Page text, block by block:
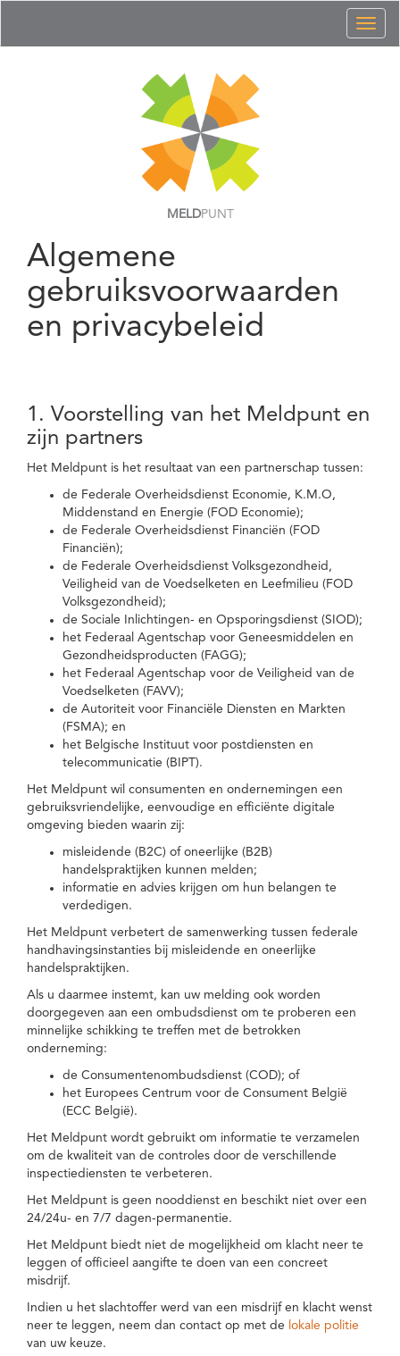
MELDPUNT
Algemene
gebruiksvoorwaarden
en privacybeleid
1. Voorstelling van het Meldpunt en
zijn partners
Het Meldpunt is het resultaat van een partnerschap tussen:
de Federale Overheidsdienst Economie, K.M.O,
Middenstand en Energie (FOD Economie);
de Federale Overheidsdienst Financiën (FOD
Financiën);
de Federale Overheidsdienst Volksgezondheid,
Veiligheid van de Voedselketen en Leefmilieu (FOD
Volksgezondheid);
de Sociale Inlichtingen- en Opsporingsdienst (SIOD);
het Federaal Agentschap voor Geneesmiddelen en
Gezondheidsproducten (FAGG);
het Federaal Agentschap voor de Veiligheid van de
Voedselketen (FAVV);
de Autoriteit voor Financiële Diensten en Markten
(FSMA); en
het Belgische Instituut voor postdiensten en
telecommunicatie (BIPT).
Het Meldpunt wil consumenten en ondernemingen een
gebruiksvriendelijke, eenvoudige en efficiënte digitale
omgeving bieden waarin zij:
misleidende (B2C) of oneerlijke (B2B)
handelspraktijken kunnen melden;
informatie en advies krijgen om hun belangen te
verdedigen.
Het Meldpunt verbetert de samenwerking tussen federale
handhavingsinstanties bij misleidende en oneerlijke
handelspraktijken.
Als u daarmee instemt, kan uw melding ook worden
doorgegeven aan een ombudsdienst om te proberen een
minnelijke schikking te treffen met de betrokken
onderneming:
de Consumentenombudsdienst (COD); of
het Europees Centrum voor de Consument België
(ECC België).
Het Meldpunt wordt gebruikt om informatie te verzamelen
om de kwaliteit van de controles door de verschillende
inspectiediensten te verbeteren.
Het Meldpunt is geen nooddienst en beschikt niet over een
24/24u- en 7/7 dagen-permanentie.
Het Meldpunt biedt niet de mogelijkheid om klacht neer te
leggen of officieel aangifte te doen van een concreet
misdrijf.
Indien u het slachtoffer werd van een misdrijf en klacht wenst
neer te leggen, neem dan contact op met de lokale politie
van uw keuze.